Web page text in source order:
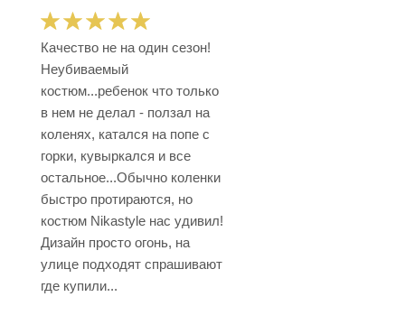
Качество не на один сезон!
Неубиваемый
костюм...ребенок что только
в нем не делал - ползал на
коленях, катался на попе с
горки, кувыркался и все
остальное...Обычно коленки
быстро протираются, но
костюм Nikastyle нас удивил!
Дизайн просто огонь, на
улице подходят спрашивают
где купили...